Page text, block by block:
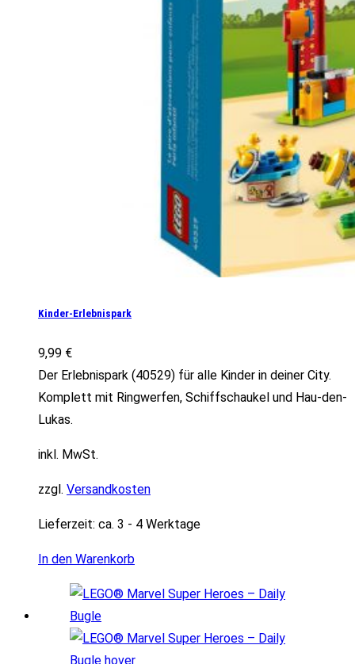
Kinder-Erlebnispark
9,99 €
Der Erlebnispark (40529) für alle Kinder in deiner City.
Komplett mit Ringwerfen, Schiffschaukel und Hau-den-
Lukas.
inkl. MwSt.
zzgl. Versandkosten
Lieferzeit: ca. 3 - 4 Werktage
In den Warenkorb